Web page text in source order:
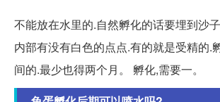
不能放在水里的.自然孵化的话要埋到沙
内部有没有白色的点点.有的就是受精的.
间的.最少也得两个月。 孵化,需要一。